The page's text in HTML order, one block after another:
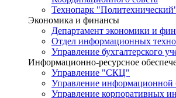
Технопарк
Экономика и финансы
Департамент экономики и
Отдел информационных
Управление бухгалтерского
Информационно-ресурсное
Управление "СКЦ"
Управление информационной
Управление корпоративных